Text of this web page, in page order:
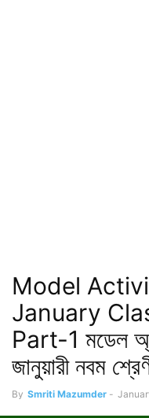
Model
January
Part-1 মডেল
জানুয়ারী নবম
By Smriti Mazumder -